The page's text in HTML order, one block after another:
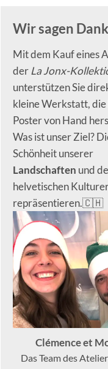
Wir sagen
Mit dem Kauf eines
der La Jonx-
unterstützen Sie
kleine Werkstatt,
Poster von Hand
Was ist unser Ziel?
Schönheit unserer
Landschaften und
helvetischen
repräsentieren.🇨🇭
Clémence et
Das Team des